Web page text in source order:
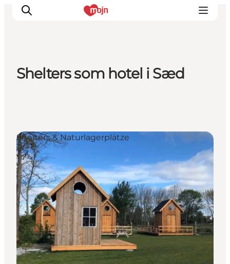
Übernachtung
Plane deine Reise
Booking
Shelters som hotel i Sæd
Shelters & Naturlagerplätze